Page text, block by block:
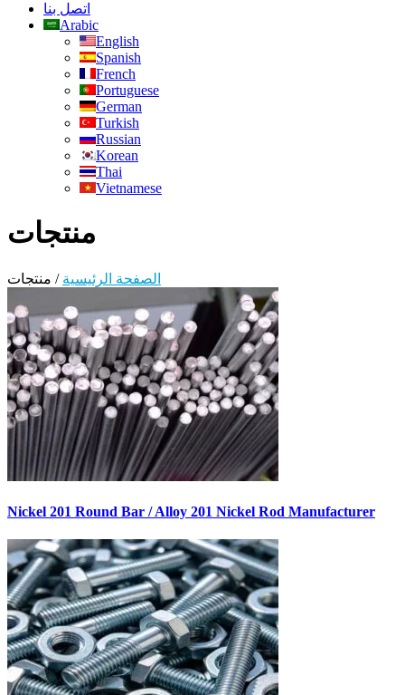
اتصل بنا
Arabic
English
Spanish
French
Portuguese
German
Turkish
Russian
Korean
Thai
Vietnamese
منتجات
الصفحة الرئيسية / منتجات
Nickel 201 Round Bar / Alloy 201 Nickel Rod Manufacturer